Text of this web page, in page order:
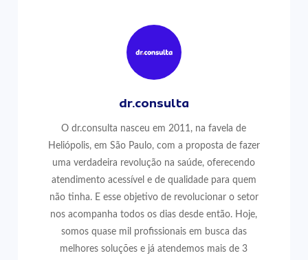
dr.consulta
O dr.consulta nasceu em 2011, na favela de
Heliópolis, em São Paulo, com a proposta de fazer
uma verdadeira revolução na saúde, oferecendo
atendimento acessível e de qualidade para quem
não tinha. E esse objetivo de revolucionar o setor
nos acompanha todos os dias desde então. Hoje,
somos quase mil profissionais em busca das
melhores soluções e já atendemos mais de 3